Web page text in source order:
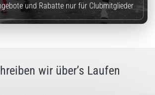
und Rabatte nur für Clubmitglieder
wir über’s Laufen